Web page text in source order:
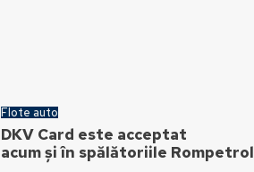
Flote auto
DKV Card este acceptat
acum și în spălătoriile Rompetrol